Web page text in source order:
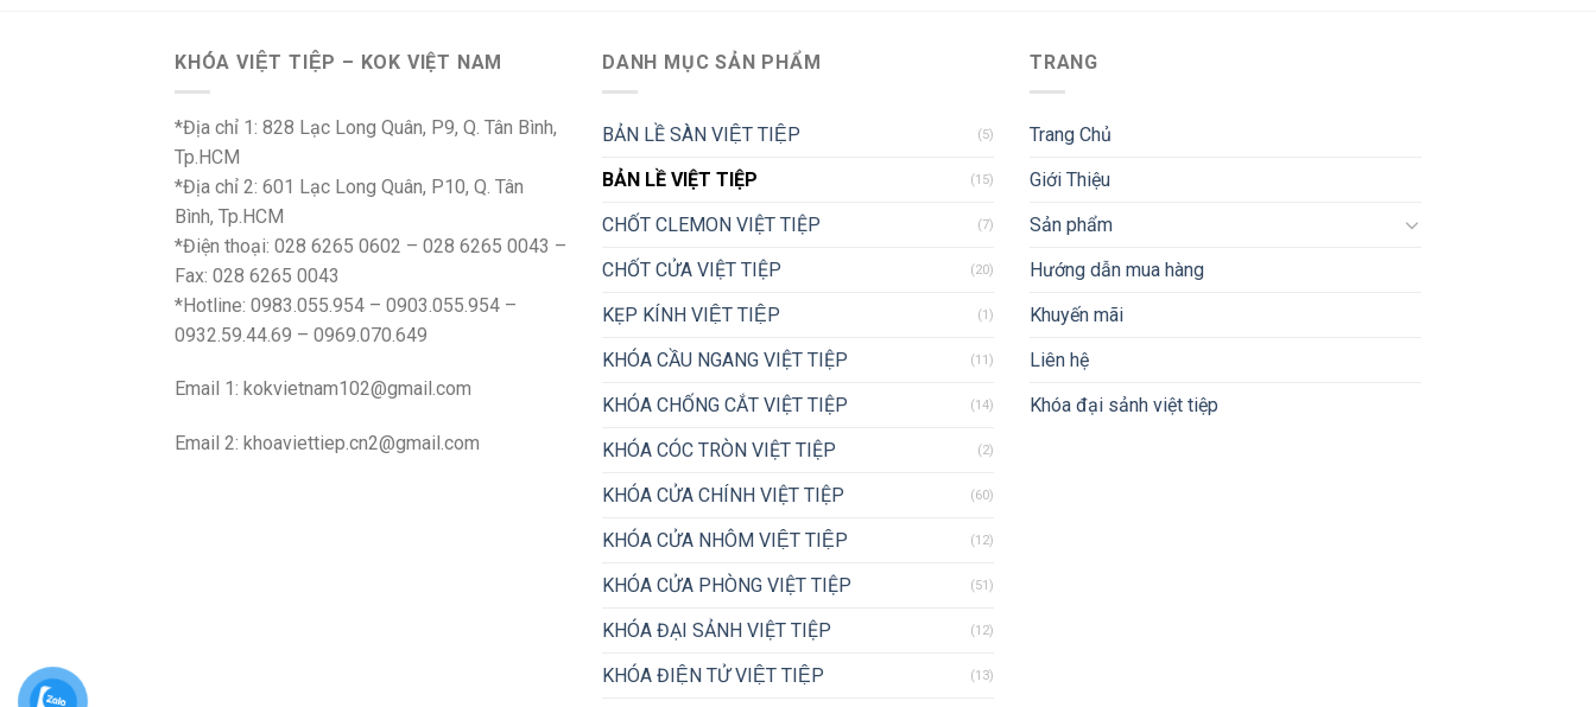
KHÓA VIỆT TIỆP – KOK VIỆT NAM
*Địa chỉ 1: 828 Lạc Long Quân, P9, Q. Tân Bình,
Tp.HCM
*Địa chỉ 2: 601 Lạc Long Quân, P10, Q. Tân
Bình, Tp.HCM
*Điện thoại: 028 6265 0602 – 028 6265 0043 –
Fax: 028 6265 0043
*Hotline: 0983.055.954 – 0903.055.954 –
0932.59.44.69 – 0969.070.649
Email 1: kokvietnam102@gmail.com
Email 2: khoaviettiep.cn2@gmail.com
DANH MỤC SẢN PHẨM
BẢN LỀ SÀN VIỆT TIỆP (5)
BẢN LỀ VIỆT TIỆP (15)
CHỐT CLEMON VIỆT TIỆP (7)
CHỐT CỬA VIỆT TIỆP (20)
KẸP KÍNH VIỆT TIỆP (1)
KHÓA CẦU NGANG VIỆT TIỆP (11)
KHÓA CHỐNG CẮT VIỆT TIỆP (14)
KHÓA CÓC TRÒN VIỆT TIỆP (2)
KHÓA CỬA CHÍNH VIỆT TIỆP (60)
KHÓA CỬA NHÔM VIỆT TIỆP (12)
KHÓA CỬA PHÒNG VIỆT TIỆP (51)
KHÓA ĐẠI SẢNH VIỆT TIỆP (12)
KHÓA ĐIỆN TỬ VIỆT TIỆP (13)
TRANG
Trang Chủ
Giới Thiệu
Sản phẩm
Hướng dẫn mua hàng
Khuyến mãi
Liên hệ
Khóa đại sảnh việt tiệp